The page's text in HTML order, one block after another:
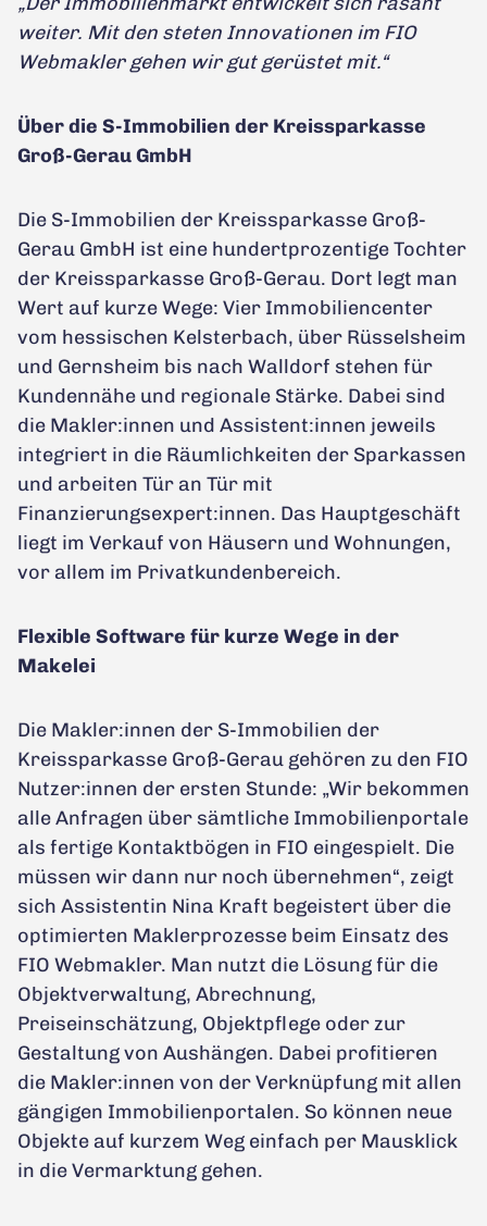
weiter. Mit den steten Innovationen im FIO
Webmakler gehen wir gut gerüstet mit.“
Über die S-Immobilien der Kreissparkasse
Groß-Gerau GmbH
Die S-Immobilien der Kreissparkasse Groß-
Gerau GmbH ist eine hundertprozentige Tochter
der Kreissparkasse Groß-Gerau. Dort legt man
Wert auf kurze Wege: Vier Immobiliencenter
vom hessischen Kelsterbach, über Rüsselsheim
und Gernsheim bis nach Walldorf stehen für
Kundennähe und regionale Stärke. Dabei sind
die Makler:innen und Assistent:innen jeweils
integriert in die Räumlichkeiten der Sparkassen
und arbeiten Tür an Tür mit
Finanzierungsexpert:innen. Das Hauptgeschäft
liegt im Verkauf von Häusern und Wohnungen,
vor allem im Privatkundenbereich.
Flexible Software für kurze Wege in der
Makelei
Die Makler:innen der S-Immobilien der
Kreissparkasse Groß-Gerau gehören zu den FIO
Nutzer:innen der ersten Stunde: „Wir bekommen
alle Anfragen über sämtliche Immobilienportale
als fertige Kontaktbögen in FIO eingespielt. Die
müssen wir dann nur noch übernehmen“, zeigt
sich Assistentin Nina Kraft begeistert über die
optimierten Maklerprozesse beim Einsatz des
FIO Webmakler. Man nutzt die Lösung für die
Objektverwaltung, Abrechnung,
Preiseinschätzung, Objektpflege oder zur
Gestaltung von Aushängen. Dabei profitieren
die Makler:innen von der Verknüpfung mit allen
gängigen Immobilienportalen. So können neue
Objekte auf kurzem Weg einfach per Mausklick
in die Vermarktung gehen.